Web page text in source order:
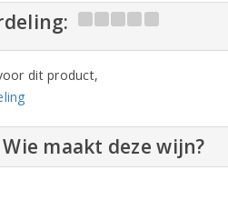
dit product,
maakt deze wijn?